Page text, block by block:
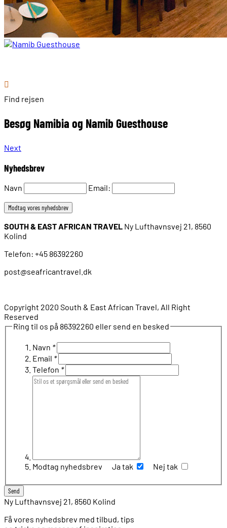
Find rejsen
Besøg Namibia og Namib Guesthouse
Next
Nyhedsbrev
Navn Email:
SOUTH & EAST AFRICAN TRAVEL Ny Lufthavnsvej 21, 8560
Kolind
Telefon: +45 86392260
post@seafricantravel.dk
Copyright 2020 South & East African Travel, All Right
Reserved
Ring til os på 86392260 eller send en besked
Navn *
Email *
Telefon *
Modtag nyhedsbrev Ja tak Nej tak
Ny Lufthavnsvej 21, 8560 Kolind
Få vores nyhedsbrev med tilbud, tips